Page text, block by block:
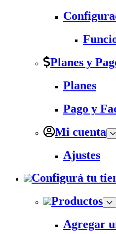
Planes y
Planes
Pago y
Mi cuenta
Ajustes
Configurá tu
Productos
Agregar